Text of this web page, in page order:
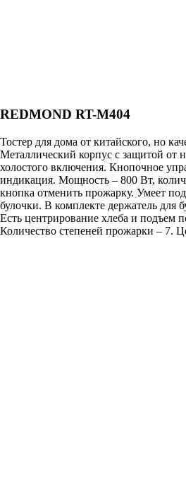
REDMOND RT-M404
Тостер для дома от китайского, но
Металлический корпус с защитой от
холостого включения. Кнопочное
индикация. Мощность – 800 Вт,
кнопка отменить прожарку. Умеет
булочки. В комплекте держатель для
Есть центрирование хлеба и подъем
Количество степеней прожарки – 7.